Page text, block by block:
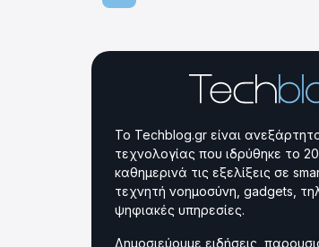
Το Techblog.gr είναι
τεχνολογίας που ιδρύθηκε το
καθημερινά τις εξελίξεις σε
τεχνητή νοημοσύνη, gadgets,
ψηφιακές υπηρεσίες.
Δημοσιεύουμε ειδήσεις,